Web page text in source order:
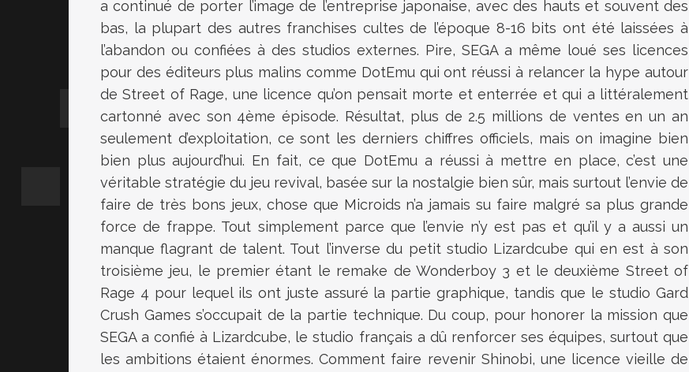
a continué de porter l’image de l’entreprise japonaise, avec des hauts et souvent des
bas, la plupart des autres franchises cultes de l’époque 8-16 bits ont été laissées à
l’abandon ou confiées à des studios externes. Pire, SEGA a même loué ses licences
pour des éditeurs plus malins comme DotEmu qui ont réussi à relancer la hype autour
de Street of Rage, une licence qu’on pensait morte et enterrée et qui a littéralement
cartonné avec son 4ème épisode. Résultat, plus de 2.5 millions de ventes en un an
seulement d’exploitation, ce sont les derniers chiffres officiels, mais on imagine bien
bien plus aujourd’hui. En fait, ce que DotEmu a réussi à mettre en place, c’est une
véritable stratégie du jeu revival, basée sur la nostalgie bien sûr, mais surtout l’envie de
faire de très bons jeux, chose que Microids n’a jamais su faire malgré sa plus grande
force de frappe. Tout simplement parce que l’envie n’y est pas et qu’il y a aussi un
manque flagrant de talent. Tout l’inverse du petit studio Lizardcube qui en est à son
troisième jeu, le premier étant le remake de Wonderboy 3 et le deuxième Street of
Rage 4 pour lequel ils ont juste assuré la partie graphique, tandis que le studio Gard
Crush Games s’occupait de la partie technique. Du coup, pour honorer la mission que
SEGA a confié à Lizardcube, le studio français a dû renforcer ses équipes, surtout que
les ambitions étaient énormes. Comment faire revenir Shinobi, une licence vieille de